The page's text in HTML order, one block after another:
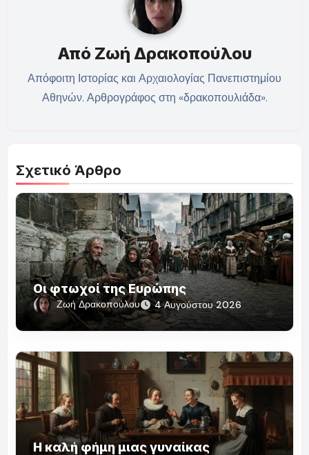
Από Ζωή Δρακοπούλου
Απόφοιτη Ιστορίας και Αρχαιολογίας Πανεπιστημίου
Αθηνών. Αρθρογράφος στη «δρακοπουλιάδα».
Σχετικό Άρθρο
Οι φτωχοί της Ευρώπης
Ζωή Δρακοπούλου 4 Αυγούστου 2026
Η καλή φήμη μιας γυναίκας